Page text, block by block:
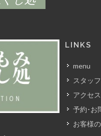
LINKS
menu
スタッ
アクセス
予約･お
お客様